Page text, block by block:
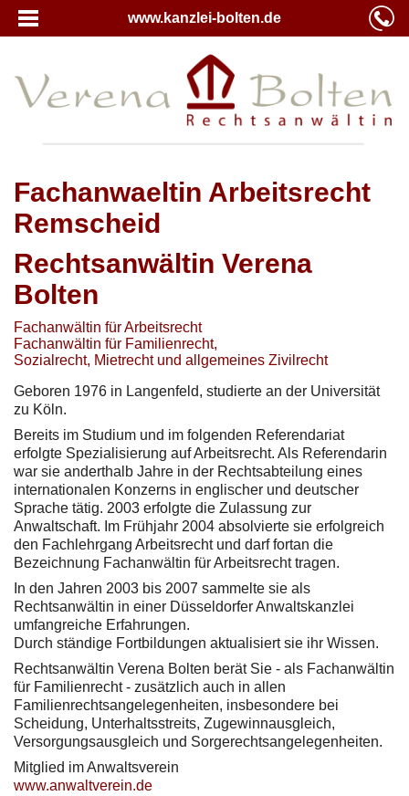
www.kanzlei-bolten.de
Fachanwaeltin Arbeitsrecht
Remscheid
Rechtsanwältin Verena
Bolten
Fachanwältin für Arbeitsrecht
Fachanwältin für Familienrecht,
Sozialrecht, Mietrecht und allgemeines Zivilrecht
Geboren 1976 in Langenfeld, studierte an der Universität
zu Köln.
Bereits im Studium und im folgenden Referendariat
erfolgte Spezialisierung auf Arbeitsrecht. Als Referendarin
war sie anderthalb Jahre in der Rechtsabteilung eines
internationalen Konzerns in englischer und deutscher
Sprache tätig. 2003 erfolgte die Zulassung zur
Anwaltschaft. Im Frühjahr 2004 absolvierte sie erfolgreich
den Fachlehrgang Arbeitsrecht und darf fortan die
Bezeichnung Fachanwältin für Arbeitsrecht tragen.
In den Jahren 2003 bis 2007 sammelte sie als
Rechtsanwältin in einer Düsseldorfer Anwaltskanzlei
umfangreiche Erfahrungen.
Durch ständige Fortbildungen aktualisiert sie ihr Wissen.
Rechtsanwältin Verena Bolten berät Sie - als Fachanwältin
für Familienrecht - zusätzlich auch in allen
Familienrechtsangelegenheiten, insbesondere bei
Scheidung, Unterhaltsstreits, Zugewinnausgleich,
Versorgungsausgleich und Sorgerechtsangelegenheiten.
Mitglied im Anwaltsverein
www.anwaltverein.de